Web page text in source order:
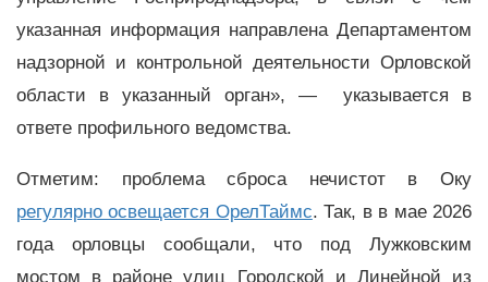
указанная информация направлена Департаментом
надзорной и контрольной деятельности Орловской
области в указанный орган», — указывается в
ответе профильного ведомства.
Отметим: проблема сброса нечистот в Оку
регулярно освещается ОрелТаймс. Так, в в мае 2026
года орловцы сообщали, что под Лужковским
мостом в районе улиц Городской и Линейной из